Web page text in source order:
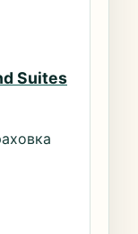
Suites